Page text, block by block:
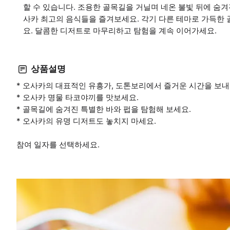
할 수 있습니다. 조용한 골목길을 거닐며 네온 불빛 뒤에 숨
사카 최고의 음식들을 즐겨보세요. 각기 다른 테마로 가득
요. 달콤한 디저트로 마무리하고 탐험을 계속 이어가세요.
상품설명
* 오사카의 대표적인 유흥가, 도톤보리에서 즐거운 시간을 보
* 오사카 명물 타코야끼를 맛보세요.
* 골목길에 숨겨진 특별한 바와 펍을 탐험해 보세요.
* 오사카의 유명 디저트도 놓치지 마세요.
참여 일자를 선택하세요.